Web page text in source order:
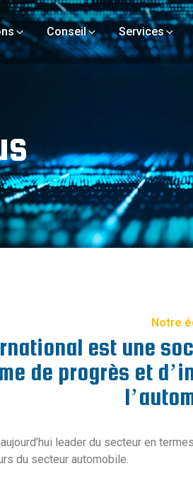
Conseil Services
Notre
est une
de progrès et
leader du secteur en
du secteur automobile.